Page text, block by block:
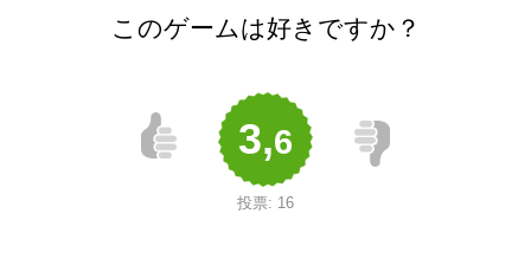
このゲームは好きですか？
3,6
投票: 16